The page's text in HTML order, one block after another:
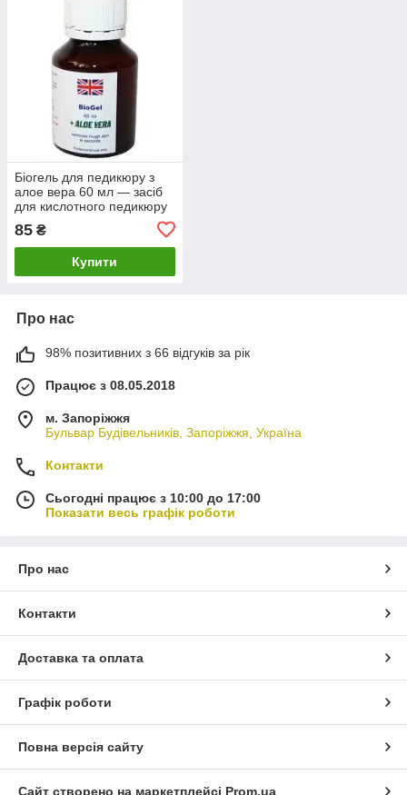
Біогель для педикюру з
алое вера 60 мл — засіб
для кислотного педикюру
85 ₴
Купити
Про нас
98% позитивних з 66 відгуків за рік
Працює з 08.05.2018
м. Запоріжжя
Бульвар Будівельників, Запоріжжя, Україна
Контакти
Сьогодні працює з 10:00 до 17:00
Показати весь графік роботи
Про нас
Контакти
Доставка та оплата
Графік роботи
Повна версія сайту
Сайт створено на маркетплейсі Prom.ua